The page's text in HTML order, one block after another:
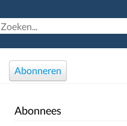
Abonneren
Abonnees